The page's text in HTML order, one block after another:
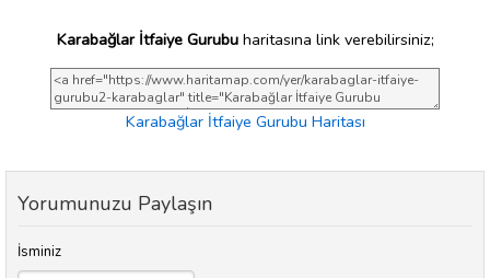
Karabağlar İtfaiye Gurubuharitasına link verebilirsiniz;
Karabağlar İtfaiye Gurubu Haritası
Yorumunuzu Paylaşın
İsminiz